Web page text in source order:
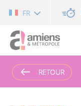
FR
RETOUR
RETOUR